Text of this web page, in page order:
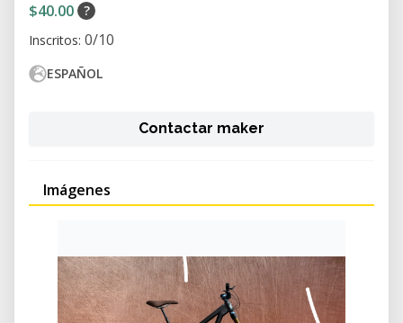
$40.00 ?
Inscritos: 0/10
ESPAÑOL
Contactar maker
Imágenes